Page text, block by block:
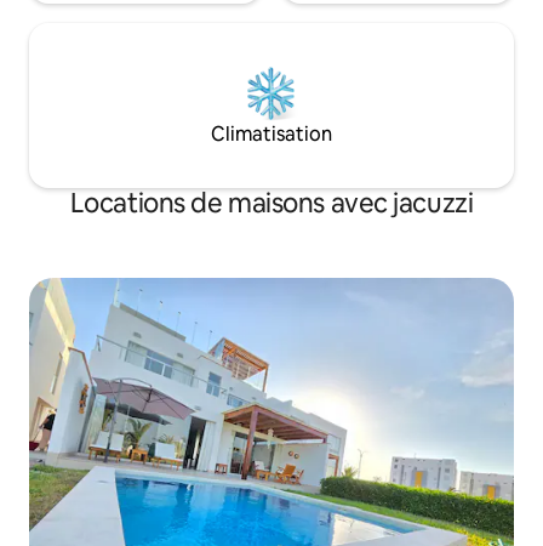
Climatisation
Locations de maisons avec jacuzzi